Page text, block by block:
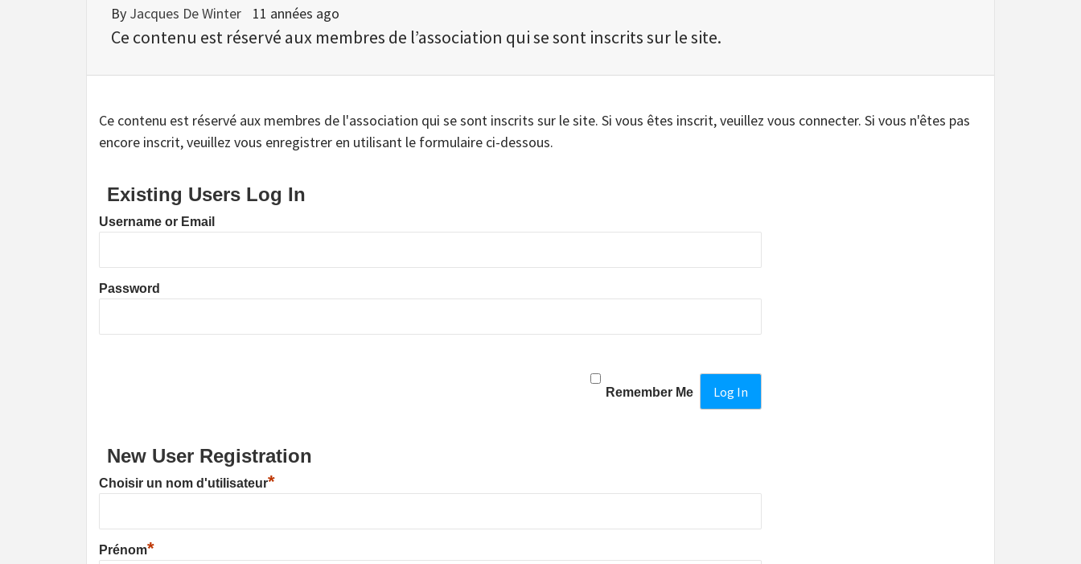
By Jacques De Winter 11 années ago
Ce contenu est réservé aux membres de l’association qui se sont inscrits sur le site.
Ce contenu est réservé aux membres de l'association qui se sont inscrits sur le site. Si vous êtes inscrit, veuillez vous connecter. Si vous n'êtes pas
encore inscrit, veuillez vous enregistrer en utilisant le formulaire ci-dessous.
Existing Users Log In
Username or Email
Password
Remember Me
New User Registration
Choisir un nom d'utilisateur*
Prénom*